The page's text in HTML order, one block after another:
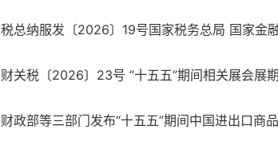
税总纳服发〔2026〕19号国家税务总局 国家金
财关税〔2026〕23号 “十五五”期间相关展会展
财政部等三部门发布“十五五”期间中国进出口商